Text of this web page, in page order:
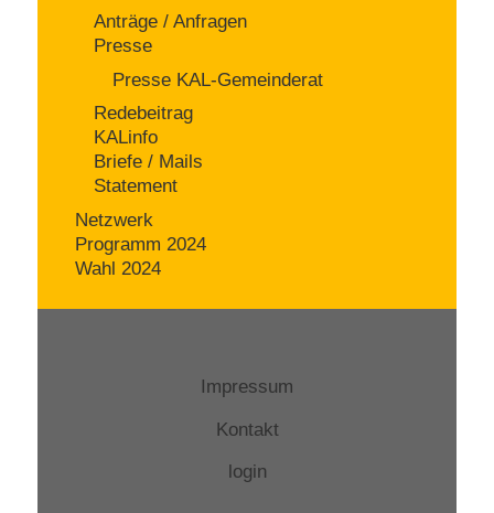
Anträge / Anfragen
Presse
Presse KAL-Gemeinderat
Redebeitrag
KALinfo
Briefe / Mails
Statement
Netzwerk
Programm 2024
Wahl 2024
Impressum
Kontakt
login